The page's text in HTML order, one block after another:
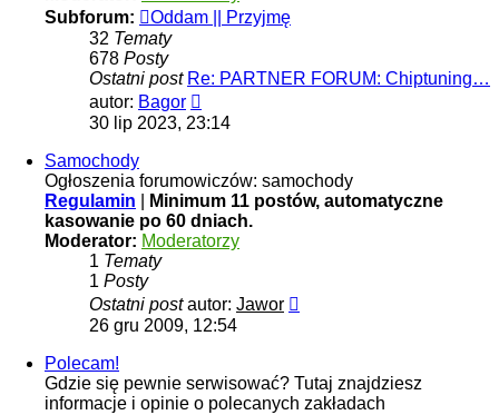
Subforum:
Oddam || Przyjmę
32 Tematy
678 Posty
Ostatni post Re: PARTNER FORUM: Chiptuning…
autor: Bagor
najnowszy
30 lip 2023, 23:14
Samochody
Ogłoszenia forumowiczów: samochody
Regulamin
Minimum 11 postów, automatyczne
kasowanie po 60 dniach.
Moderator: Moderatorzy
1 Tematy
1 Posty
Ostatni postautor: Jawor
26 gru 2009, 12:54
Polecam!
Gdzie się pewnie serwisować? Tutaj znajdziesz
informacje i opinie o polecanych zakładach